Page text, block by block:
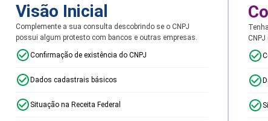
Visão Inicial
Complemente a sua consulta descobrindo se o CNPJ
possui algum protesto com bancos e outras empresas.
Confirmação de existência do CNPJ
Dados cadastrais básicos
Situação na Receita Federal